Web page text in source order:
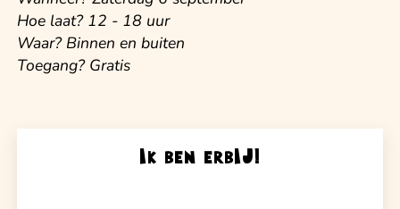
Hoe laat? 12 - 18 uur
Waar? Binnen en buiten
Toegang? Gratis
Ik ben erbIJ!